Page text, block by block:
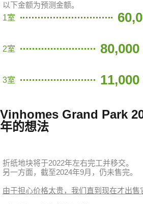
以下金额为预测金额。
1室
2室
3室
Vinhomes Grand Park
年的想法
折纸地块将于2022年左右完工并移交。
另一方面，截至2024年9月，仍未售完。
由于担心价格太贵，我们直到现在才出售